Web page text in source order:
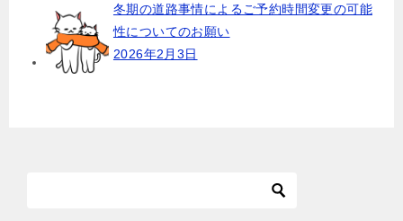
冬期の道路事情によるご予約時間変更の可能
性についてのお願い
2026年2月3日